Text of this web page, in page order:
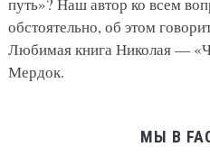
путь»? Наш автор ко всем
обстоятельно, об этом
Любимая книга Николая —
Мердок.
МЫ В